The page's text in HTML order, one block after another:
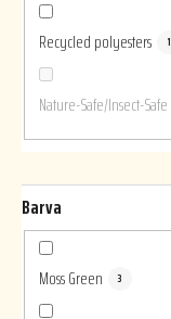
Recycled polyesters 1
Nature-Safe/Insect-Safe
Barva
Moss Green 3